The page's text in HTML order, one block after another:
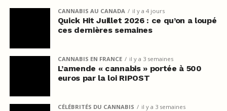
CANNABIS AU CANADA il y a 4 jours
Quick Hit Juillet 2026 : ce qu’on a loupé
ces dernières semaines
CANNABIS EN FRANCE il y a 3 semaines
L’amende « cannabis » portée à 500
euros par la loi RIPOST
CÉLÉBRITÉS DU CANNABIS il y a 3 semaines